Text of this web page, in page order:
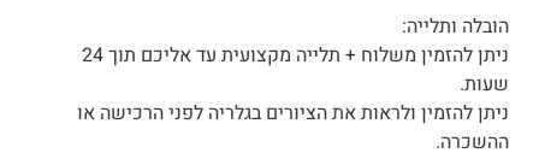
הובלה ותלייה:
ניתן להזמין משלוח + תלייה מקצועית עד אליכם תוך 24
שעות.
ניתן להזמין ולראות את הציורים בגלריה לפני הרכישה או
ההשכרה.